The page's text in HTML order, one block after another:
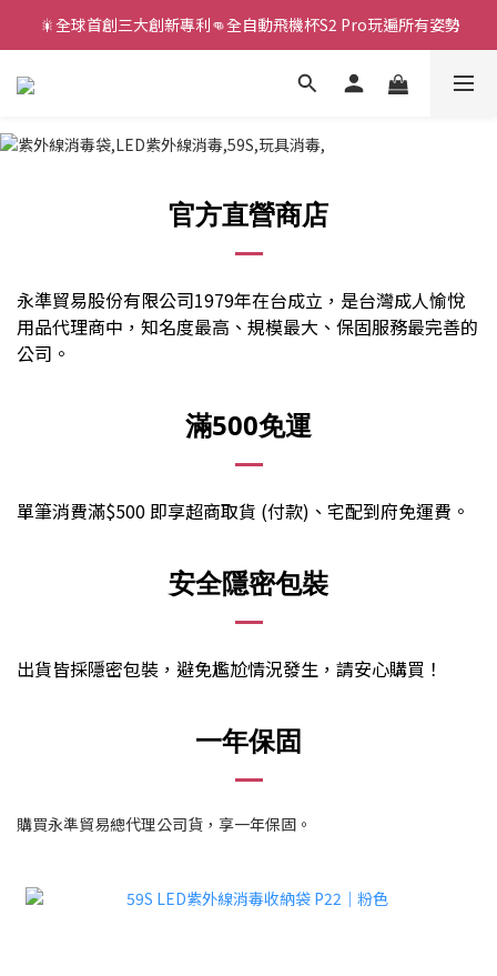
新款智能炮機👍小奶狗🩷小飛象💜
🎇全球首創三大創新專利👊全自動飛機杯S2 Pro玩遍所有姿勢
新款智能炮機👍小奶狗🩷小飛象💜
官方直營商店
永準貿易股份有限公司1979年在台成立，是台灣成人愉悅
用品代理商中，知名度最高、規模最大、保固服務最完善的
公司。
滿500免運
單筆消費滿$500 即享超商取貨 (付款)、宅配到府免運費。
安全隱密包裝
出貨皆採隱密包裝，避免尷尬情況發生，請安心購買 ！
一年保固
購買永準貿易總代理公司貨，享一年保固。